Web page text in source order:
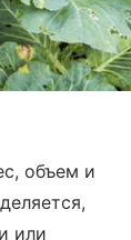
объем и
или